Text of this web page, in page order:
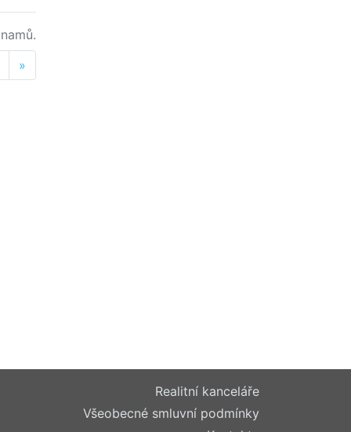
»
Realitní kanceláře
Všeobecné smluvní podmínky